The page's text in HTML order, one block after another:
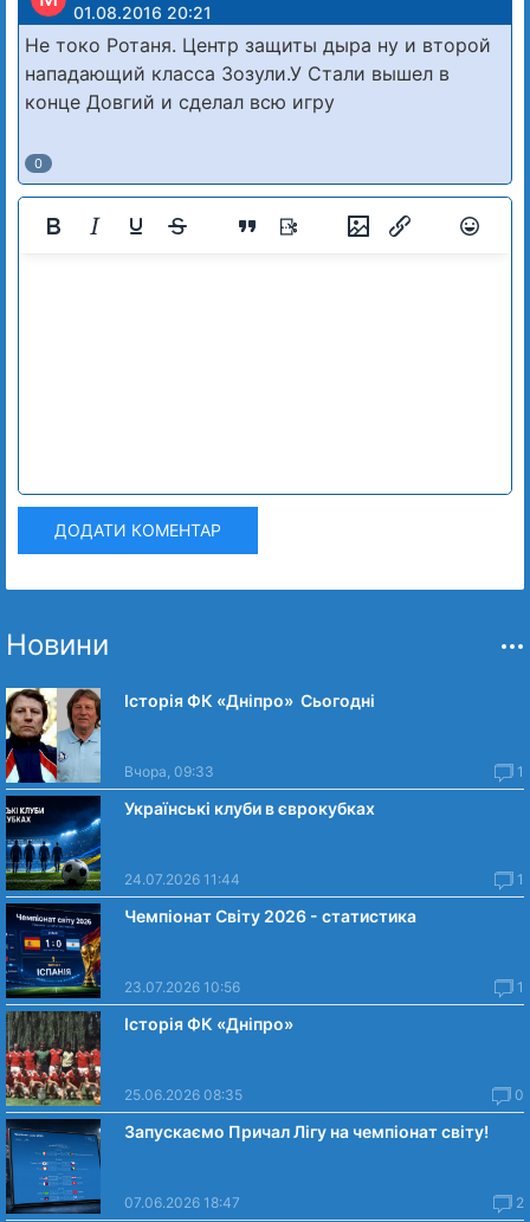
01.08.2016 20:21
Не токо Ротаня. Центр защиты дыра ну и второй
нападающий класса Зозули.У Стали вышел в
конце Довгий и сделал всю игру
0
ДОДАТИ КОМЕНТАР
Новини
Історія ФК «Дніпро» Сьогодні
Вчора, 09:33 1
Українські клуби в єврокубках
24.07.2026 11:44 1
Чемпіонат Світу 2026 - статистика
23.07.2026 10:56 1
Історія ФК «Дніпро»
25.06.2026 08:35 0
Запускаємо Причал Лігу на чемпіонат світу!
07.06.2026 18:47 2